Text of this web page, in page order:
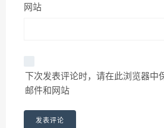
网站
下次发表评论时，请在此浏览器中
邮件和网站